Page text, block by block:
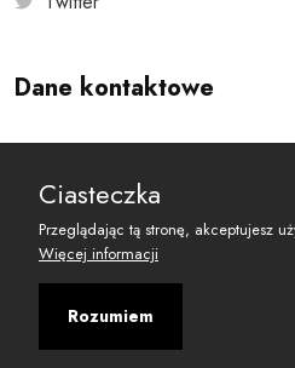
Dane kontaktowe
reset@resetobywatelski.pl
Ciasteczka
Przeglądając tą stronę, akceptujesz
Więcej informacji
Rozumiem